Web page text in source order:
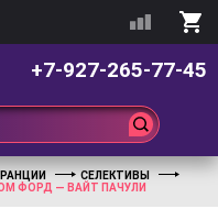
+7-927-265-77-45
СЕЛЕКТИВЫ
ТОМ ФОРД — ВАЙТ ПАЧУЛИ